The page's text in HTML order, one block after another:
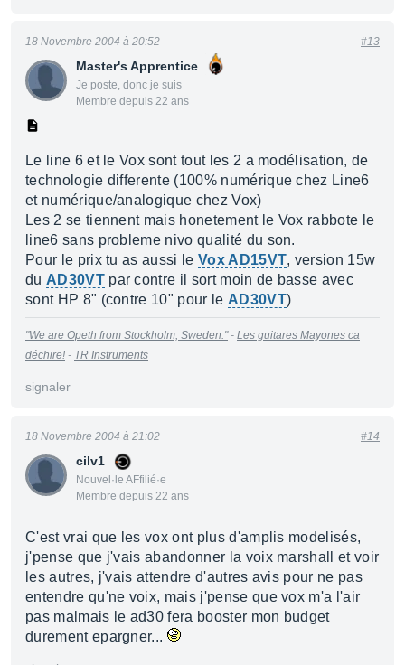
Master's Apprentice
Je poste, donc je suis
Membre depuis 22 ans
18 Novembre 2004 à 20:52 #13
Le line 6 et le Vox sont tout les 2 a modélisation, de
technologie differente (100% numérique chez Line6
et numérique/analogique chez Vox)
Les 2 se tiennent mais honetement le Vox rabbote le
line6 sans probleme nivo qualité du son.
Pour le prix tu as aussi le Vox AD15VT, version 15w
du AD30VTpar contre il sort moin de basse avec
sont HP 8" (contre 10" pour le AD30VT)
"We are Opeth from Stockholm, Sweden."- Les guitares Mayones ca
déchire! - TR Instruments
signaler
cilv1
Nouvel·le AFfilié·e
Membre depuis 22 ans
18 Novembre 2004 à 21:02 #14
C'est vrai que les vox ont plus d'amplis modelisés,
j'pense que j'vais abandonner la voix marshall et voir
les autres, j'vais attendre d'autres avis pour ne pas
entendre qu'ne voix, mais j'pense que vox m'a l'air
pas malmais le ad30 fera booster mon budget
durement epargner...